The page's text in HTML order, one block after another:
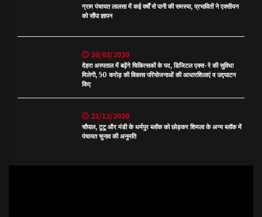
ग्राम पंचायत लालसा में कई वर्षों से पानी की समस्या, प्रभावितों ने एक्सीयन
को सौंपा ज्ञापन
20/02/2020
देहरा अस्पताल में बढ़ेंगे चिकित्सकों के पद, डिजिटल एक्स-रे की सुविधा
मिलेगी, 50 करोड़ की विकास परियोजनाओं की आधारशिलाएं व उद्घाटन
किए
22/12/2020
चौपाल, टूटू और मंडी के धर्मपुर ब्लॉक को छोड़कर शिमला के अन्य ब्लॉक में
पंचायत चुनाव की अनुमति